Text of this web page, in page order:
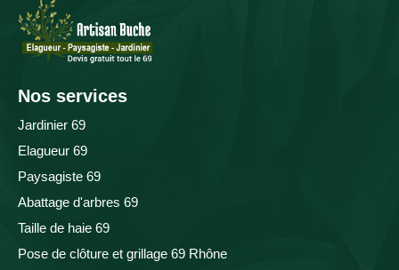
Nos services
Jardinier 69
Elagueur 69
Paysagiste 69
Abattage d'arbres 69
Taille de haie 69
Pose de clôture et grillage 69 Rhône